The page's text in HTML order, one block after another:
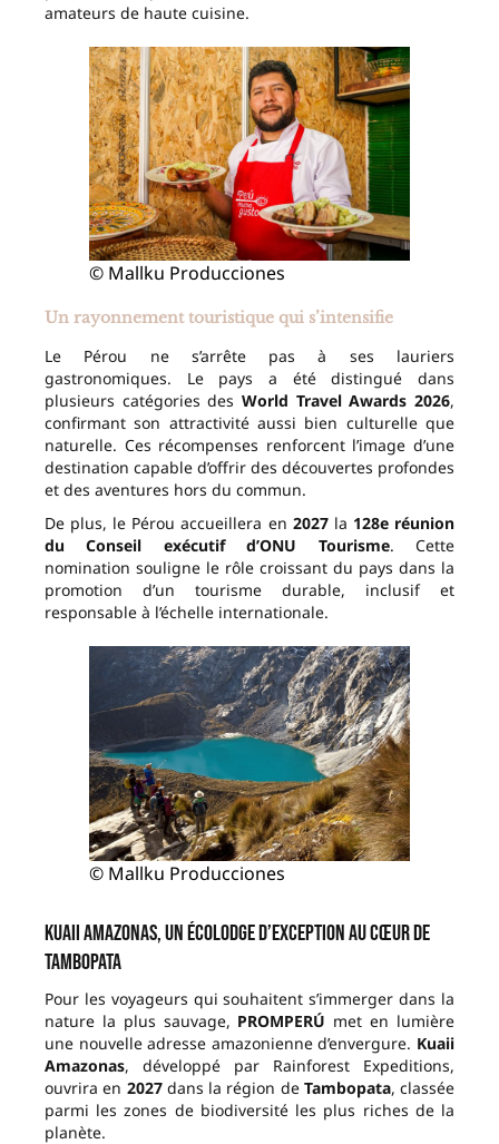
amateurs de haute cuisine.
© Mallku Producciones
Un rayonnement touristique qui s’intensifie
Le Pérou ne s’arrête pas à ses lauriers
gastronomiques. Le pays a été distingué dans
plusieurs catégories des World Travel Awards 2026,
confirmant son attractivité aussi bien culturelle que
naturelle. Ces récompenses renforcent l’image d’une
destination capable d’offrir des découvertes profondes
et des aventures hors du commun.
De plus, le Pérou accueillera en 2027la 128e réunion
du Conseil exécutif d’ONU Tourisme. Cette
nomination souligne le rôle croissant du pays dans la
promotion d’un tourisme durable, inclusif et
responsable à l’échelle internationale.
© Mallku Producciones
Kuaii Amazonas, un écolodge d’exception au cœur de
Tambopata
Pour les voyageurs qui souhaitent s’immerger dans la
nature la plus sauvage, PROMPERÚ met en lumière
une nouvelle adresse amazonienne d’envergure. Kuaii
Amazonas, développé par Rainforest Expeditions,
ouvrira en 2027dans la région de Tambopata, classée
parmi les zones de biodiversité les plus riches de la
planète.